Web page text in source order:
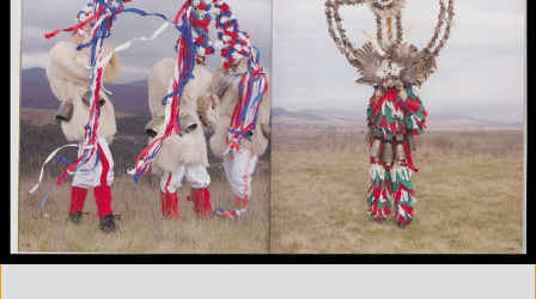
Information
édition
étant un magazine de "l'autre"
photographie, la photographie
qui ne s'appréhende pas
seulement pour elle-même,
mais se manisfeste en séries,
en collections, regroupées par
le regard du photographe, de
l'artiste, du critique, du
commissaire, du collectionneur
Catégorie
Revues, Journaux
Type de
reliure
Broché